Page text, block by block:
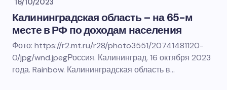
16/10/2023
Калининградская область – на 65-м
месте в РФ по доходам населения
Фото: https://r2.mt.ru/r28/photo3551/20741481120-
0/jpg/wnd.jpegРоссия. Калининград. 16 октября 2023
года. Rainbow. Калининградская область в…